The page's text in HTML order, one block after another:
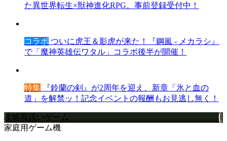
た異世界転生×獣神進化RPG。事前登録受付中！
コラボ ついに虎王＆影虎が来た！『鋼嵐 - メカラシ』
で「魔神英雄伝ワタル」コラボ後半が開催！
特集 『鈴蘭の剣』が2周年を迎え、新章「氷と血の
道」を解禁ッ！記念イベントの報酬もお見逃し無く！
攻略取扱いゲーム
家庭用ゲーム機